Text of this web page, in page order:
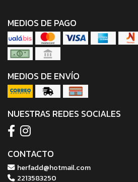
MEDIOS DE PAGO
MEDIOS DE ENVÍO
NUESTRAS REDES SOCIALES
CONTACTO
herfadd@hotmail.com
2213583250